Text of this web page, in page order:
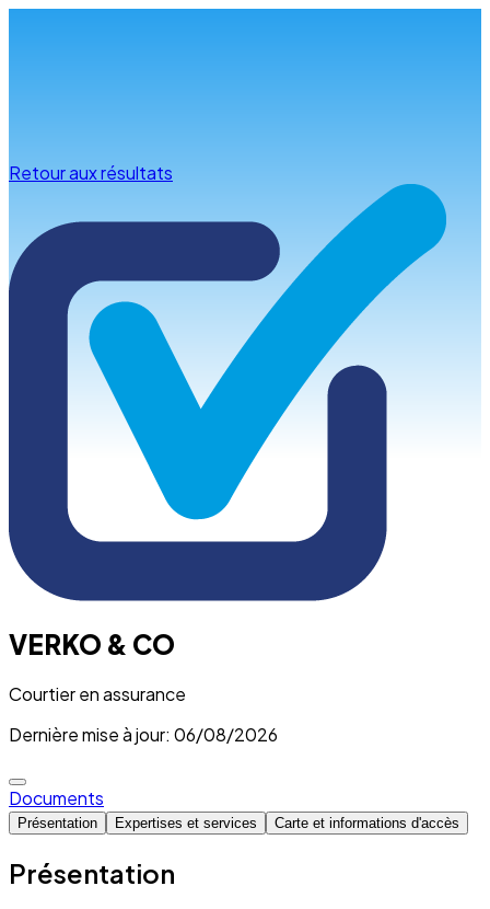
Retour aux résultats
VERKO & CO
Courtier en assurance
Dernière mise à jour: 06/08/2026
Documents
Présentation Expertises et services Carte et informations d'accès
Présentation